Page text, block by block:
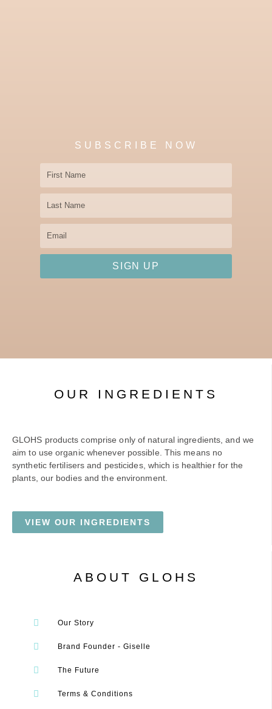
SUBSCRIBE NOW
First
Name
Last
Name
Email
SIGN UP
OUR INGREDIENTS
GLOHS products comprise only of natural ingredients, and we
aim to use organic whenever possible. This means no
synthetic fertilisers and pesticides, which is healthier for the
plants, our bodies and the environment.
VIEW OUR INGREDIENTS
ABOUT GLOHS
Our Story
Brand Founder - Giselle
The Future
Terms & Conditions